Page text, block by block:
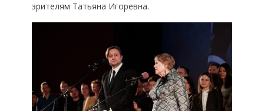
зрителям Татьяна Игоревна.